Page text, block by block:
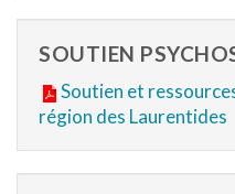
SOUTIEN
Soutien et
région des Laurentides